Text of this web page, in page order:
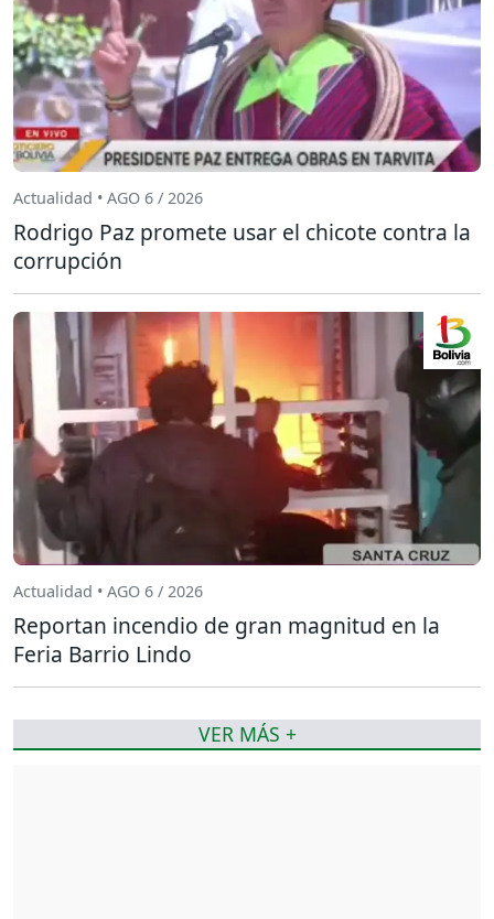
Actualidad • AGO 6 / 2026
Rodrigo Paz promete usar el chicote contra la
corrupción
Actualidad • AGO 6 / 2026
Reportan incendio de gran magnitud en la
Feria Barrio Lindo
VER MÁS +